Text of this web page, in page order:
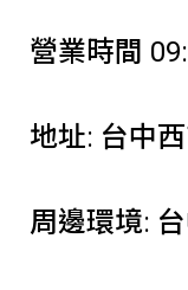
營業時間
地址: 台中
周邊環境: